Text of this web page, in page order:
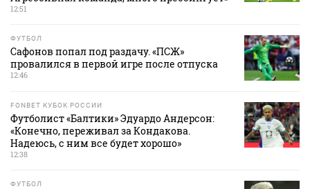
12:51
ФУТБОЛ
Сафонов попал под раздачу. «ПСЖ»
провалился в первой игре после отпуска
12:46
FONBET КУБОК РОССИИ
Футболист «Балтики» Эдуардо Андерсон:
«Конечно, переживал за Кондакова.
Надеюсь, с ним все будет хорошо»
12:38
ФУТБОЛ